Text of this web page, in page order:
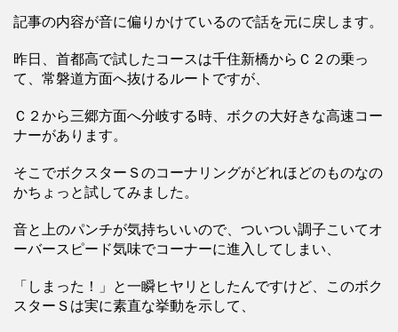
記事の内容が音に偏りかけているので話を元に戻します。
昨日、首都高で試したコースは千住新橋からＣ２の乗っ
て、常磐道方面へ抜けるルートですが、
Ｃ２から三郷方面へ分岐する時、ボクの大好きな高速コー
ナーがあります。
そこでボクスターＳのコーナリングがどれほどのものなの
かちょっと試してみました。
音と上のパンチが気持ちいいので、ついつい調子こいてオ
ーバースピード気味でコーナーに進入してしまい、
「しまった！」と一瞬ヒヤリとしたんですけど、このボク
スターＳは実に素直な挙動を示して、